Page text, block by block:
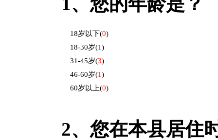
18岁以下(0)
18-30岁(1)
31-45岁(3)
46-60岁(1)
60岁以上(0)
2、 您在本县居住